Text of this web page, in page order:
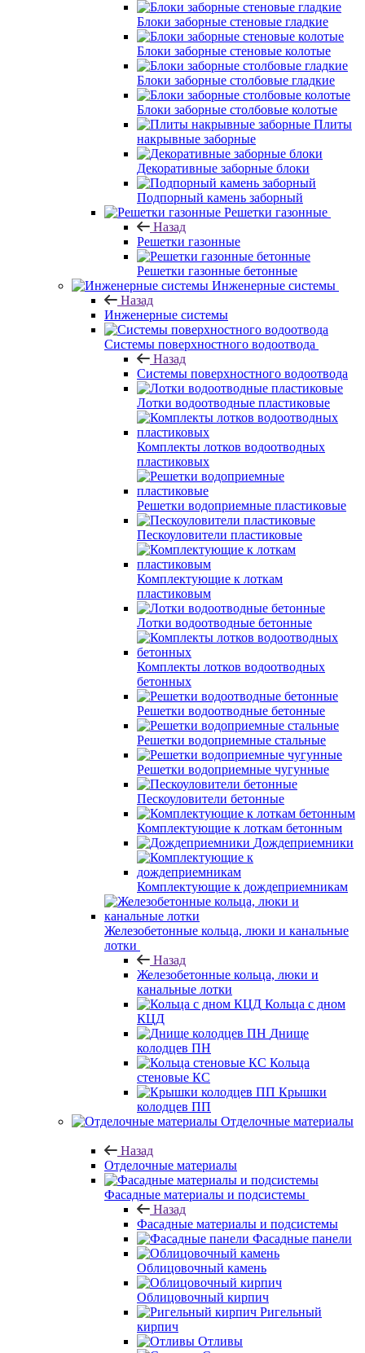
Блоки заборные стеновые гладкие
Блоки заборные стеновые колотые
Блоки заборные столбовые гладкие
Блоки заборные столбовые колотые
Плиты
накрывные заборные
Декоративные заборные блоки
Подпорный камень заборный
Решетки газонные
Назад
Решетки газонные
Решетки газонные бетонные
Инженерные системы
Назад
Инженерные системы
Системы поверхностного водоотвода
Назад
Системы поверхностного водоотвода
Лотки водоотводные пластиковые
Комплекты лотков водоотводных
пластиковых
Решетки водоприемные пластиковые
Пескоуловители пластиковые
Комплектующие к лоткам
пластиковым
Лотки водоотводные бетонные
Комплекты лотков водоотводных
бетонных
Решетки водоотводные бетонные
Решетки водоприемные стальные
Решетки водоприемные чугунные
Пескоуловители бетонные
Комплектующие к лоткам бетонным
Дождеприемники
Комплектующие к дождеприемникам
Железобетонные кольца, люки и канальные
лотки
Назад
Железобетонные кольца, люки и
канальные лотки
Кольца с дном
КЦД
Днище
колодцев ПН
Кольца
стеновые КС
Крышки
колодцев ПП
Отделочные материалы
Назад
Отделочные материалы
Фасадные материалы и подсистемы
Назад
Фасадные материалы и подсистемы
Фасадные панели
Облицовочный камень
Облицовочный кирпич
Ригельный
кирпич
Отливы